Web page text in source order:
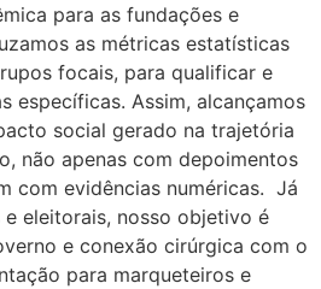
para as fundações e
as métricas estatísticas
focais, para qualificar e
específicas. Assim, alcançamos
social gerado na trajetória
não apenas com depoimentos
com evidências numéricas. Já
eleitorais, nosso objetivo é
e conexão cirúrgica com o
para marqueteiros e